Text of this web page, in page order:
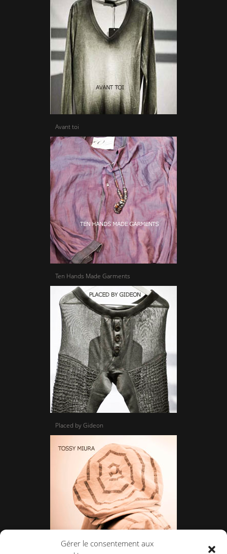
Gérer le consentement aux
Avant toi
Ten Hands Made Garments
Placed by Gideon